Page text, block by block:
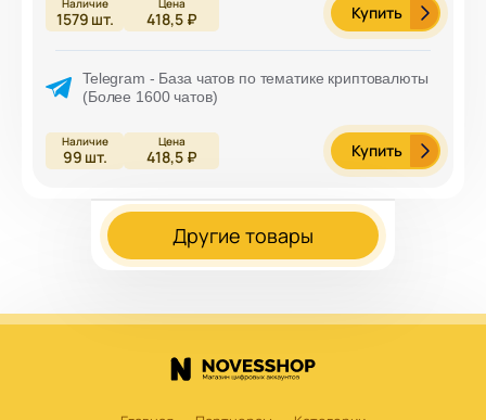
1579 шт. 418,5 ₽ Купить
Telegram - База чатов по тематике криптовалюты
(Более 1600 чатов)
99 шт. 418,5 ₽ Купить
Другие товары